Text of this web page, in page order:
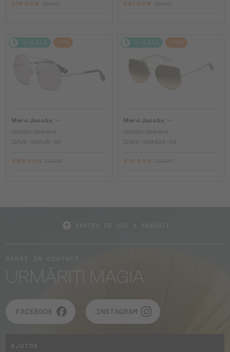
516 RON 531 RON
2-4 ZILE -17%
Marc Jacobs
Ochelari de soare
325/S - S9EUR - 56
488 RON
2-4 ZILE -30%
Marc Jacobs
Ochelari de soare
326/S - HAMGA - 59
416 RON
URMĂRIȚI MAGIA
FACEBOOK INSTAGRAM
AJUTOR